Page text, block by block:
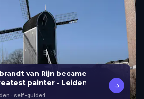
van Rijn became
painter - Leiden
· self-guided
→